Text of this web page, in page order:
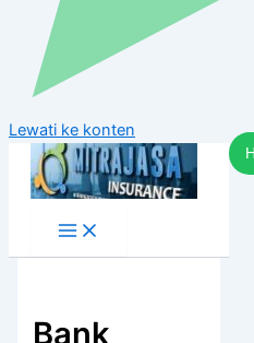
Lewati ke konten
Bank